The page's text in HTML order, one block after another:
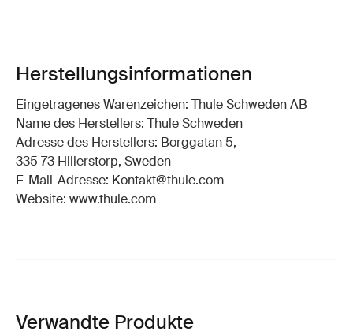
Herstellungsinformationen
Eingetragenes Warenzeichen: Thule Schweden AB
Name des Herstellers: Thule Schweden
Adresse des Herstellers: Borggatan 5,
335 73 Hillerstorp, Sweden
E-Mail-Adresse: Kontakt@thule.com
Website: www.thule.com
Verwandte Produkte